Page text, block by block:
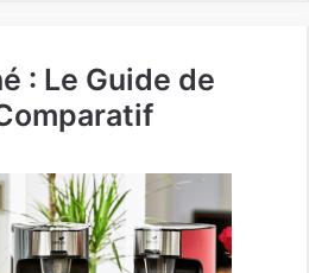
: Le Guide de